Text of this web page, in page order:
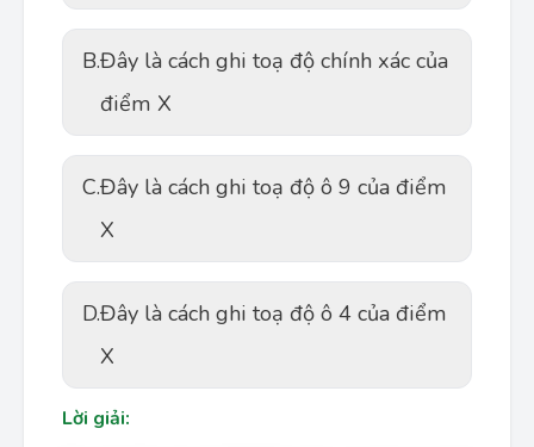
B.Đây là cách ghi toạ độ chính xác của
điểm X
C.Đây là cách ghi toạ độ ô 9 của điểm
X
D.Đây là cách ghi toạ độ ô 4 của điểm
X
Lời giải: